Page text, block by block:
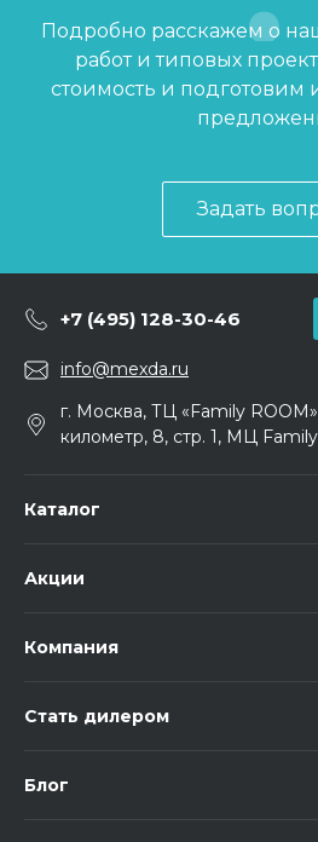
Подробно расскажем о
работ и типовых
стоимость и
Задать
+7 (495) 128-30-46
info@mexda.ru
г. Москва, ТЦ «Family
километр, 8, стр. 1, МЦ
Каталог
Акции
Компания
Стать дилером
Блог